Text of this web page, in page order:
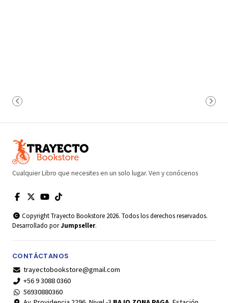
Cualquier Libro que necesites en un solo lugar. Ven y conócenos
Copyright Trayecto Bookstore 2026. Todos los derechos reservados.
Desarrollado porJumpseller.
CONTÁCTANOS
trayectobookstore@gmail.com
+56 9 3088 0360
56930880360